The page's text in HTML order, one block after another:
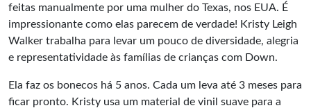
feitas manualmente por uma mulher do Texas, nos EUA. É
impressionante como elas parecem de verdade! Kristy Leigh
Walker trabalha para levar um pouco de diversidade, alegria
e representatividade às famílias de crianças com Down.
Ela faz os bonecos há 5 anos. Cada um leva até 3 meses para
ficar pronto. Kristy usa um material de vinil suave para a